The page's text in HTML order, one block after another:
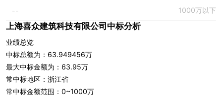
-- 1000万以下
上海喜众建筑科技有限公司中标分析
业绩总览
中标总额为：63.949456万
最大中标金额为：63.95万
常中标地区：浙江省
常中标金额范围：0~1000万